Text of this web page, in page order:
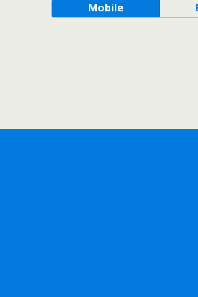
Mobile